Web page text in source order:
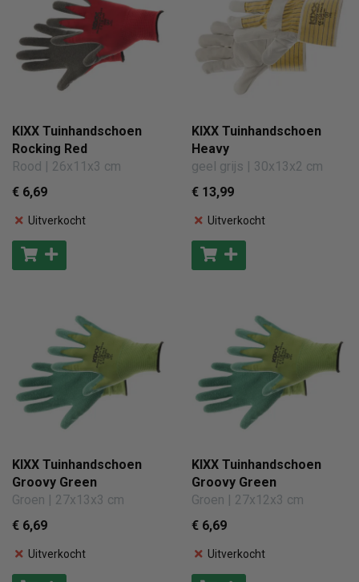
KIXX Tuinhandschoen
Rocking Red
Rood | 26x11x3 cm
€ 6,69
Uitverkocht
KIXX Tuinhandschoen
Heavy
geel grijs | 30x13x2 cm
€ 13,99
Uitverkocht
KIXX Tuinhandschoen
Groovy Green
Groen | 27x13x3 cm
€ 6,69
Uitverkocht
KIXX Tuinhandschoen
Groovy Green
Groen | 27x12x3 cm
€ 6,69
Uitverkocht